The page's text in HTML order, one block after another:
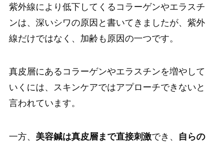
紫外線により低下してくるコラーゲンやエラスチ
ンは、深いシワの原因と書いてきましたが、紫外
線だけではなく、加齢も原因の一つです。
真皮層にあるコラーゲンやエラスチンを増やして
いくには、スキンケアではアプローチできないと
言われています。
一方、 美容鍼は真皮層まで直接刺激でき、
自らの